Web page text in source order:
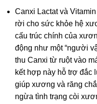
Canxi Lactat và
rời cho sức khỏe hệ
cấu trúc chính của
động như một “người
thu Canxi từ ruột vào
kết hợp này hỗ trợ đắc
giúp xương và răng
ngừa tình trạng còi